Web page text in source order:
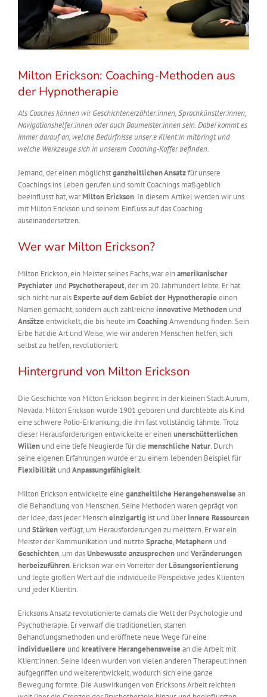
Milton Erickson: Coaching-Methoden aus
der Hypnotherapie
Als Coaches können wir Geschichtenerzähler:innen, Sprachkünstler:innen,
Navigationshelfer:innen oder auch Baumeister:innen sein. Dabei kommt es
immer darauf an, welche Bedürfnisse unser:e Klient:in mitbringt und
welche Werkzeuge sich in unserem Coaching-Koffer befinden.
Jemand, der einen möglichstganzheitlichen Ansatzfür unsere
Coachings ins Leben gerufen und somit Coachings maßgeblich
beeinflusst hat, warMilton Erickson. In diesem Artikel werden wir uns
mit Milton Erickson und seinem Einfluss auf das Coaching
auseinandersetzen.
Wer war Milton Erickson?
Milton Erickson, ein Meister seines Fachs, war einamerikanischer
Psychiaterund Psychotherapeut, der im 20. Jahrhundert lebte. Er hat
sich nicht nur alsExperte auf dem Gebiet der Hypnotherapie einen
Namen gemacht, sondern auch zahlreiche innovative Methodenund
Ansätze entwickelt, die bis heute im CoachingAnwendung finden. Sein
Erbe hat die Art und Weise, wie wir anderen Menschen helfen, sich
selbst zu helfen, revolutioniert.
Hintergrund von Milton Erickson
Die Geschichte von Milton Erickson beginnt in der kleinen Stadt Aurum,
Nevada. Milton Erickson wurde 1901 geboren und durchlebte als Kind
eine schwere Polio-Erkrankung, die ihn fast vollständig lähmte. Trotz
dieser Herausforderungen entwickelte er einenunerschütterlichen
Willenund eine tiefe Neugierde für die menschliche Natur. Durch
seine eigenen Erfahrungen wurde er zu einem lebenden Beispiel für
Flexibilitätund Anpassungsfähigkeit.
Milton Erickson entwickelte eine ganzheitliche Herangehensweise an
die Behandlung von Menschen. Seine Methoden waren geprägt von
der Idee, dass jeder Menscheinzigartigist und überinnere Ressourcen
und Stärkenverfügt, um Herausforderungen zu meistern. Er war ein
Meister der Kommunikation und nutzte Sprache,Metaphernund
Geschichten, um dasUnbewusste anzusprechenund Veränderungen
herbeizuführen. Erickson war ein Vorreiter derLösungsorientierung
und legte großen Wert auf die individuelle Perspektive jedes Klienten
und jeder Klientin.
Ericksons Ansatz revolutionierte damals die Welt der Psychologie und
Psychotherapie. Er verwarf die traditionellen, starren
Behandlungsmethoden und eröffnete neue Wege für eine
individuellere und kreativere Herangehensweise an die Arbeit mit
Klient:innen. Seine Ideen wurden von vielen anderen Therapeut:innen
aufgegriffen und weiterentwickelt, wodurch sich eine ganze
Bewegung formte. Die Auswirkungen von Ericksons Arbeit reichten